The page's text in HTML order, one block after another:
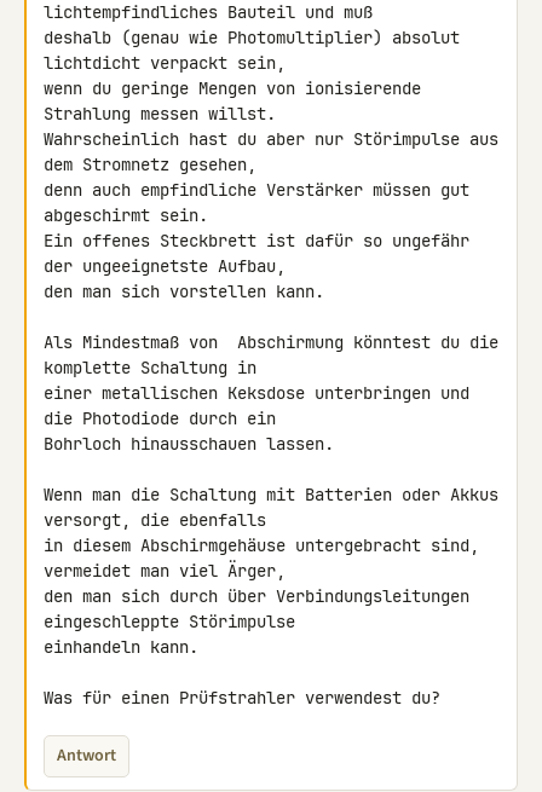
lichtempfindliches Bauteil und muß
deshalb (genau wie Photomultiplier) absolut
lichtdicht verpackt sein,
wenn du geringe Mengen von ionisierende
Strahlung messen willst.
Wahrscheinlich hast du aber nur Störimpulse aus
dem Stromnetz gesehen,
denn auch empfindliche Verstärker müssen gut
abgeschirmt sein.
Ein offenes Steckbrett ist dafür so ungefähr
der ungeeignetste Aufbau,
den man sich vorstellen kann.
Als Mindestmaß von  Abschirmung könntest du die
komplette Schaltung in
einer metallischen Keksdose unterbringen und
die Photodiode durch ein
Bohrloch hinausschauen lassen.
Wenn man die Schaltung mit Batterien oder Akkus
versorgt, die ebenfalls
in diesem Abschirmgehäuse untergebracht sind,
vermeidet man viel Ärger,
den man sich durch über Verbindungsleitungen
eingeschleppte Störimpulse
einhandeln kann.
Was für einen Prüfstrahler verwendest du?
Antwort